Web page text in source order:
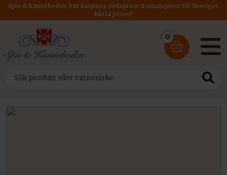
Spis & Kaminboden har kaminer, vedspisar & smalspisar till Sveriges
bästa priser!
0